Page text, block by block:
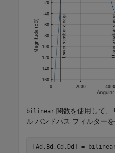
bilinear 関数を使用して、
ル バンドパス フィルターを
[Ad,Bd,Cd,Dd] =